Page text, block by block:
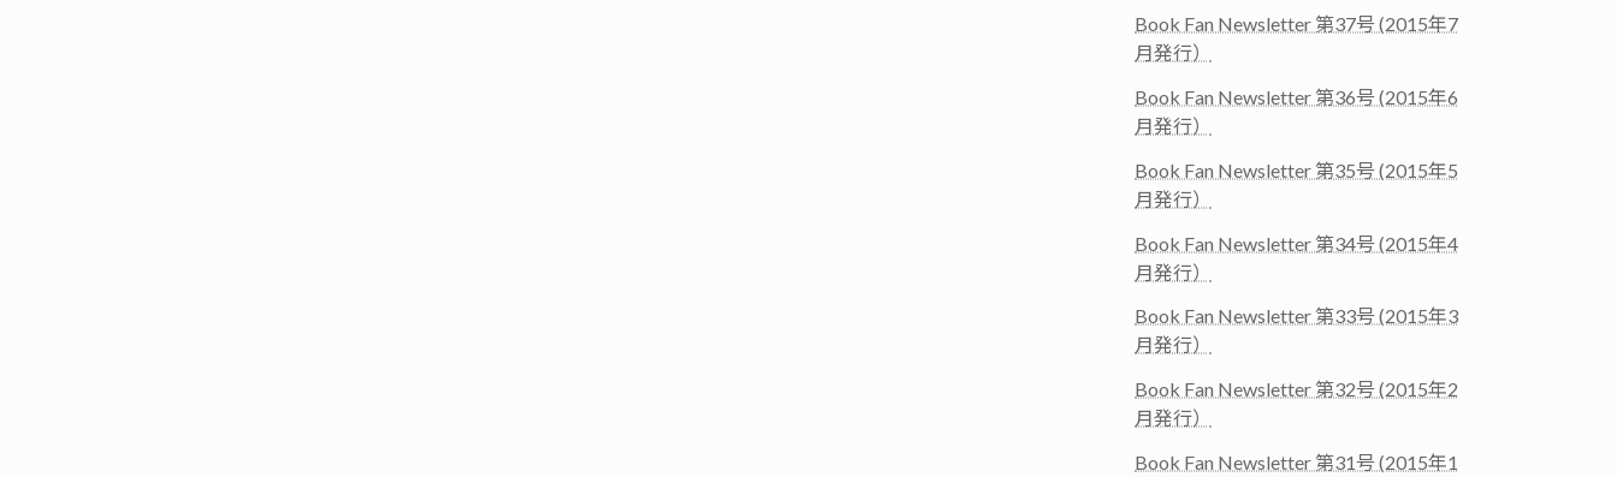
Book Fan Newsletter 第37号 (2015年7
月発行）
Book Fan Newsletter 第36号 (2015年6
月発行）
Book Fan Newsletter 第35号 (2015年5
月発行）
Book Fan Newsletter 第34号 (2015年4
月発行）
Book Fan Newsletter 第33号 (2015年3
月発行）
Book Fan Newsletter 第32号 (2015年2
月発行）
Book Fan Newsletter 第31号 (2015年1